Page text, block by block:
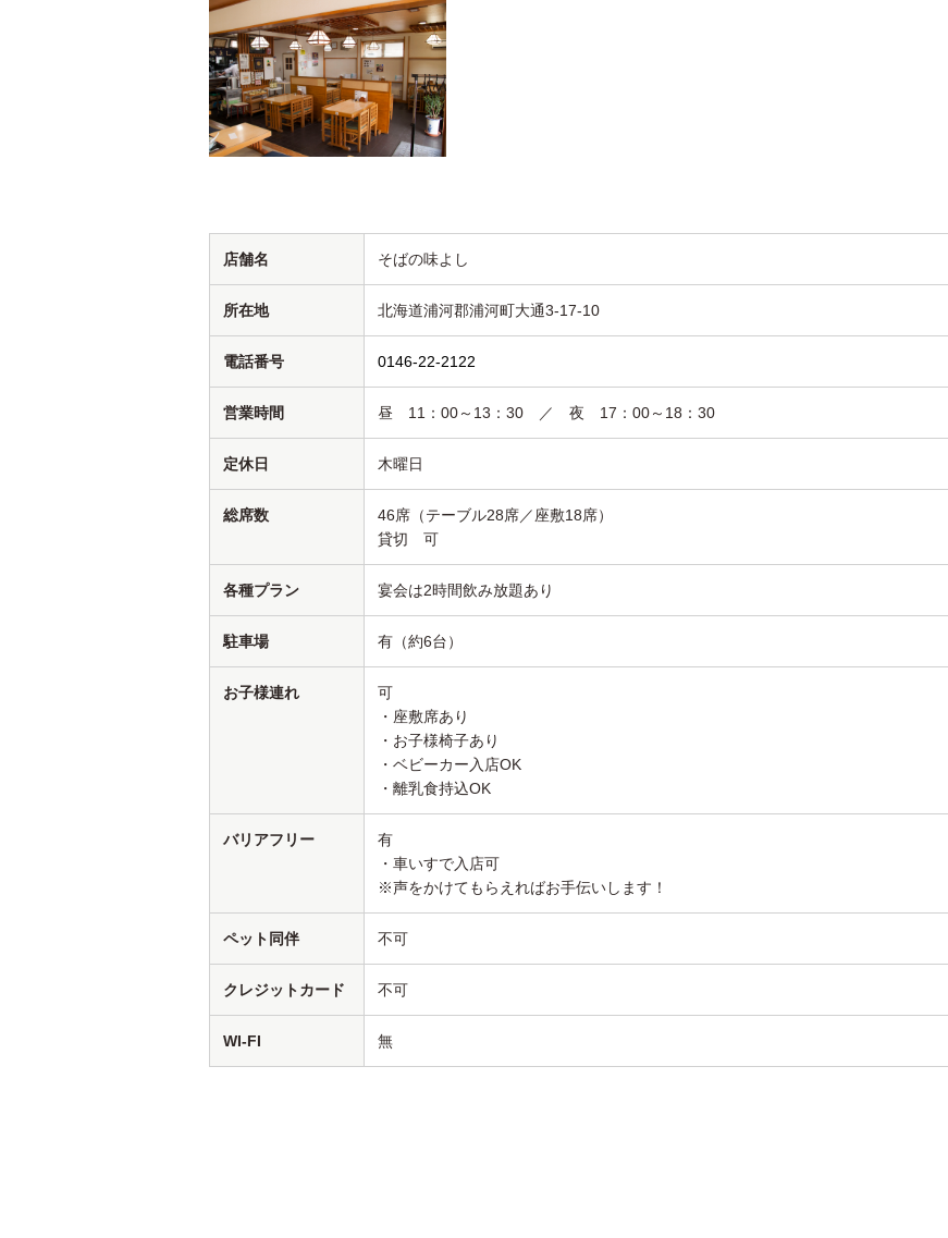
店舗名 そばの味よし
所在地 北海道浦河郡浦河町大通3-17-10
電話番号 0146-22-2122
営業時間 昼 11：00～13：30 ／ 夜 17：00～18：30
定休日 木曜日
総席数
46席（テーブル28席／座敷18席）
貸切 可
各種プラン 宴会は2時間飲み放題あり
駐車場 有（約6台）
お子様連れ
可
・座敷席あり
・お子様椅子あり
・ベビーカー入店OK
・離乳食持込OK
バリアフリー
有
・車いすで入店可
※声をかけてもらえればお手伝いします！
ペット同伴 不可
クレジットカード 不可
WI-FI 無